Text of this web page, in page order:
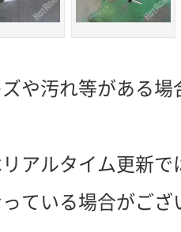
や汚れ等がある場
アルタイム更新
ている場合がご